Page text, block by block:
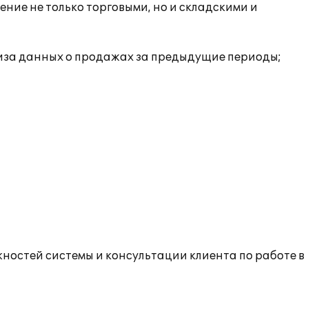
не только торговыми, но и складскими и
данных о продажах за предыдущие периоды;
системы и консультации клиента по работе в